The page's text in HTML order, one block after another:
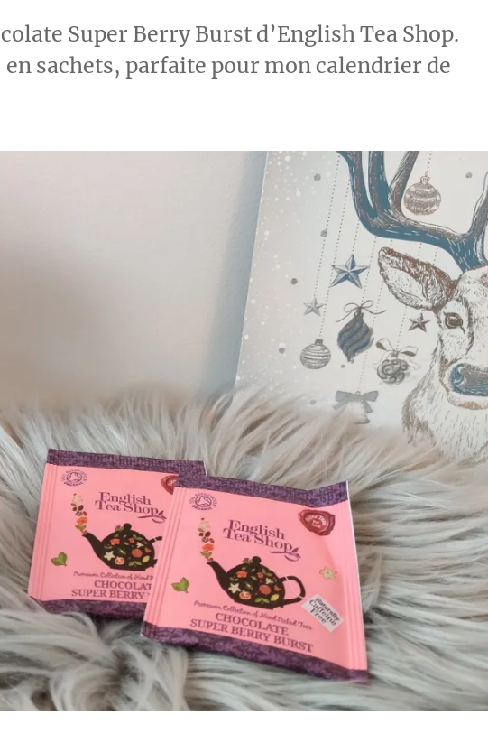
Super Berry Burst d’English Tea Shop.
sachets, parfaite pour mon calendrier de